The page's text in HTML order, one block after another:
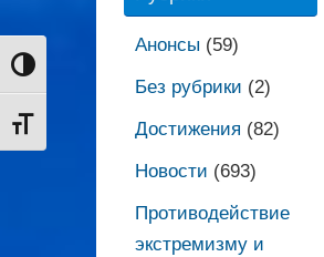
Переключить на высокую контрастность
Переключить на увеличенный шрифт
Анонсы (59)
Без рубрики (2)
Достижения (82)
Новости (693)
Противодействие
экстремизму и